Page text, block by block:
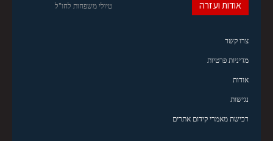
טיולי משפחות לחו"ל אודות ועזרה
צרו קשר
מדיניות פרטיות
אודות
נגישות
רכישת מאמרי קידום אתרים